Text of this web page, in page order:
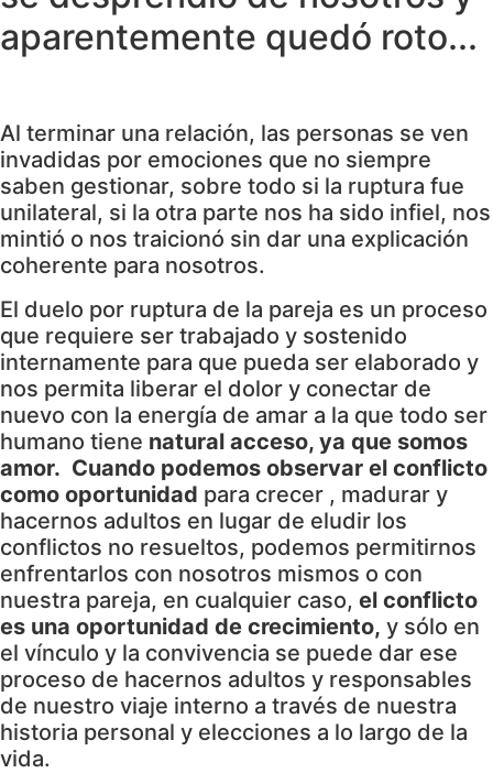
aparentemente quedó roto...
Al terminar una relación, las personas se ven
invadidas por emociones que no siempre
saben gestionar, sobre todo si la ruptura fue
unilateral, si la otra parte nos ha sido infiel, nos
mintió o nos traicionó sin dar una explicación
coherente para nosotros.
El duelo por ruptura de la pareja es un proceso
que requiere ser trabajado y sostenido
internamente para que pueda ser elaborado y
nos permita liberar el dolor y conectar de
nuevo con la energía de amar a la que todo ser
humano tiene natural acceso, ya que somos
amor. Cuando podemos observar el conflicto
como oportunidad para crecer , madurar y
hacernos adultos en lugar de eludir los
conflictos no resueltos, podemos permitirnos
enfrentarlos con nosotros mismos o con
nuestra pareja, en cualquier caso, el conflicto
es una oportunidad de crecimiento, y sólo en
el vínculo y la convivencia se puede dar ese
proceso de hacernos adultos y responsables
de nuestro viaje interno a través de nuestra
historia personal y elecciones a lo largo de la
vida.